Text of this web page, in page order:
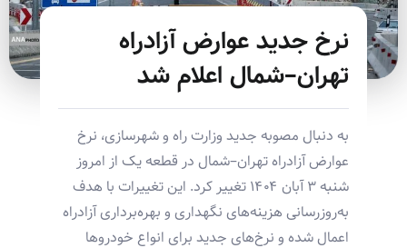
نرخ جدید عوارض آزادراه
تهران–شمال اعلام شد
به دنبال مصوبه جدید وزارت راه و شهرسازی، نرخ
عوارض آزادراه تهران–شمال در قطعه یک از امروز
شنبه ۳ آبان ۱۴۰۴ تغییر کرد. این تغییرات با هدف
به‌روزرسانی هزینه‌های نگهداری و بهره‌برداری آزادراه
اعمال شده و نرخ‌های جدید برای انواع خودروها